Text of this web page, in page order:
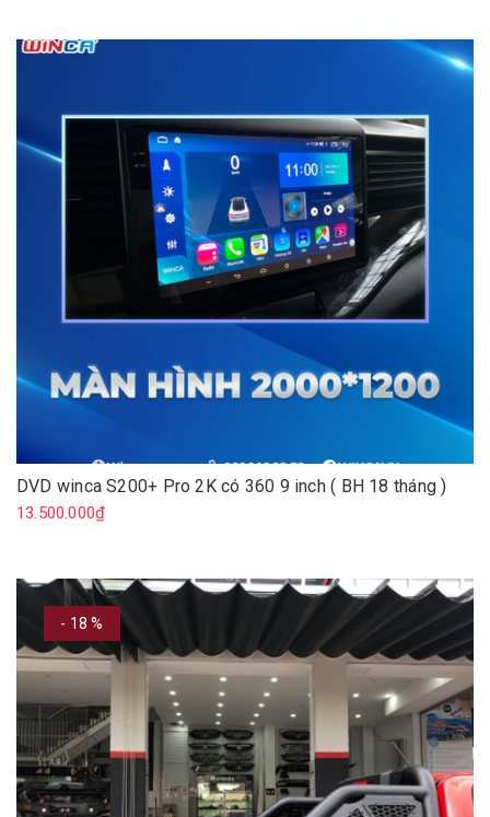
DVD winca S200+ Pro 2K có 360 9 inch ( BH 18 tháng )
13.500.000₫
- 18 %